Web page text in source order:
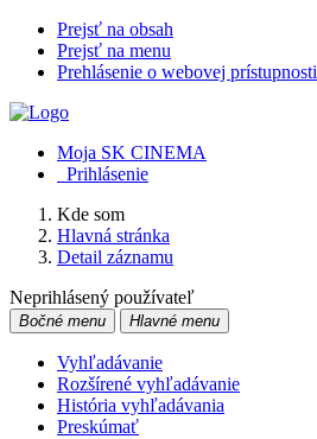
Prejsť na obsah
Prejsť na menu
Prehlásenie o webovej prístupnosti
Moja SK CINEMA
Prihlásenie
Kde som
Hlavná stránka
Detail záznamu
Neprihlásený používateľ
Bočné menu Hlavné menu
Vyhľadávanie
Rozšírené vyhľadávanie
História vyhľadávania
Preskúmať